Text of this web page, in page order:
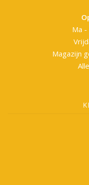
Ma
Magazijn